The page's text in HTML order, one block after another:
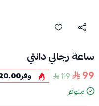
ساعة رجالي دانتي
99
119 وفر20.00
متوفر